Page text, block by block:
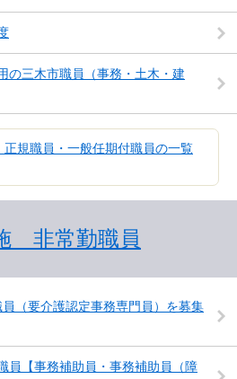
の三木市職員（事務・土木・建
規職員・一般任期付職員の一覧
非常勤職員
（要介護認定事務専門員）を募集
員【事務補助員・事務補助員（障